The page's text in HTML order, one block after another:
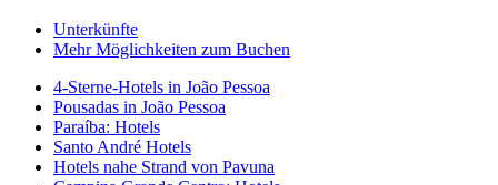
Unterkünfte
Mehr Möglichkeiten zum Buchen
4-Sterne-Hotels in João Pessoa
Pousadas in João Pessoa
Paraíba: Hotels
Santo André Hotels
Hotels nahe Strand von Pavuna